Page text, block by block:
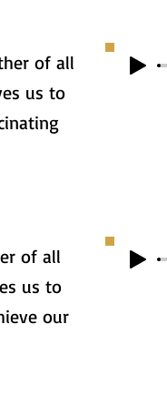
of all
us to
of all
us to
our